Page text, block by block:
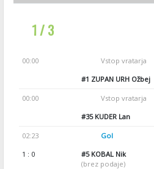
1 / 3
00:00 Vstop vratarja
#1 ZUPAN URH Ožbej
00:00 Vstop vratarja
#35KUDER Lan
02:23 Gol
1 : 0
#5KOBAL Nik
(brez podaje)